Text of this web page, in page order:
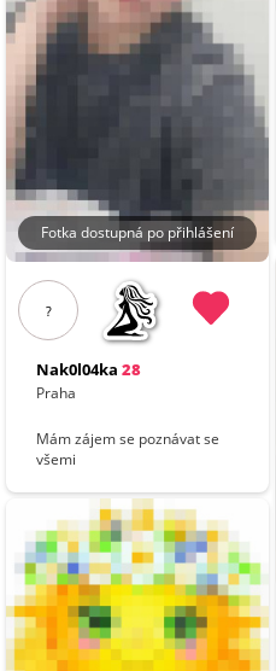
Fotka dostupná po přihlášení
?
Nak0l04ka 28
Praha
Mám zájem se poznávat se
všemi